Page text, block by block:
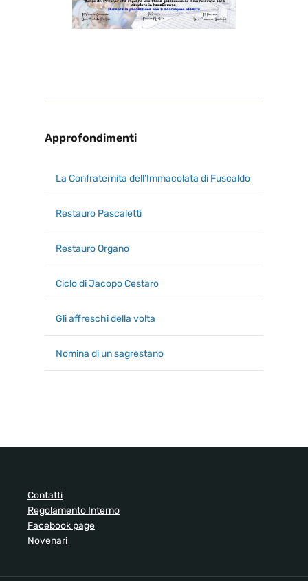
Approfondimenti
La Confraternita dell’Immacolata di Fuscaldo
Restauro Pascaletti
Restauro Organo
Ciclo di Jacopo Cestaro
Gli affreschi della volta
Nomina di un sagrestano
Contatti
Regolamento Interno
Facebook page
Novenari